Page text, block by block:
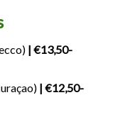
| €13,50-
| €12,50-